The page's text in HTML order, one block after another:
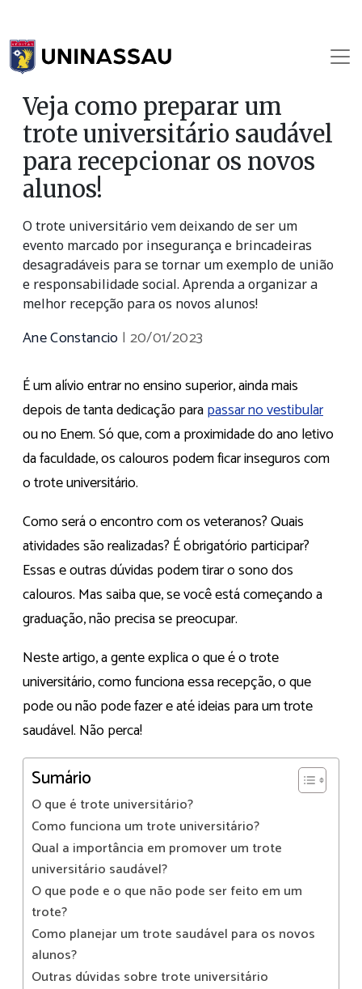
Veja como preparar um
trote universitário saudável
para recepcionar os novos
alunos!
O trote universitário vem deixando de ser um
evento marcado por insegurança e brincadeiras
desagradáveis para se tornar um exemplo de união
e responsabilidade social. Aprenda a organizar a
melhor recepção para os novos alunos!
Ane Constancio | 20/01/2023
É um alívio entrar no ensino superior, ainda mais
depois de tanta dedicação parapassar no vestibular
ou no Enem. Só que, com a proximidade do ano letivo
da faculdade, os calouros podem ficar inseguros com
o trote universitário.
Como será o encontro com os veteranos? Quais
atividades são realizadas? É obrigatório participar?
Essas e outras dúvidas podem tirar o sono dos
calouros. Mas saiba que, se você está começando a
graduação, não precisa se preocupar.
Neste artigo, a gente explica o que é o trote
universitário, como funciona essa recepção, o que
pode ou não pode fazer e até ideias para um trote
saudável. Não perca!
Sumário
O que é trote universitário?
Como funciona um trote universitário?
Qual a importância em promover um trote
universitário saudável?
O que pode e o que não pode ser feito em um
trote?
Como planejar um trote saudável para os novos
alunos?
Outras dúvidas sobre trote universitário